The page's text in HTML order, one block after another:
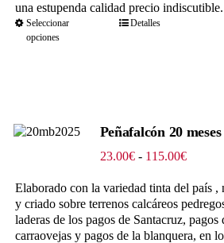
una estupenda calidad precio indiscutible.
Seleccionar
opciones
Detalles
Peñafalcón 20 meses
23.00€ - 115.00€Rango
precios:
desde
23.00€
hasta
Elaborado con la variedad tinta del país ,
y criado sobre terrenos calcáreos
laderas de los pagos de Santacruz, pagos
carraovejas y pagos de la blanquera, en